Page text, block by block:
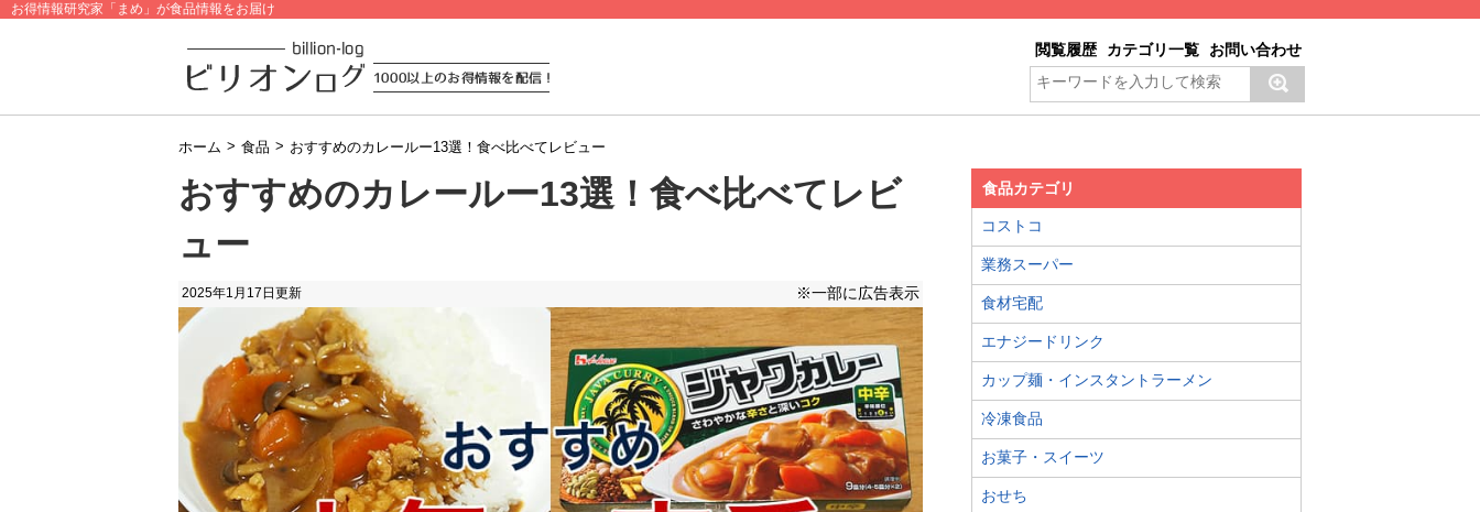
お得情報研究家「まめ」が食品情報をお届け
閲覧履歴 カテゴリ一覧 お問い合わせ
ホーム > 食品 > おすすめのカレールー13選！食べ比べてレビュー
おすすめのカレールー13選！食べ比べてレビ
ュー
2025年1月17日 更新 ※一部に広告表示
食品カテゴリ
コストコ
業務スーパー
食材宅配
エナジードリンク
カップ麺・インスタントラーメン
冷凍食品
お菓子・スイーツ
おせち